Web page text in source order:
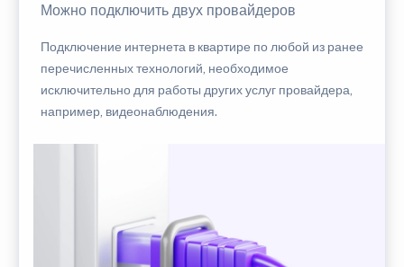
Можно подключить двух провайдеров
Подключение интернета в квартире по любой из ранее
перечисленных технологий, необходимое
исключительно для работы других услуг провайдера,
например, видеонаблюдения.